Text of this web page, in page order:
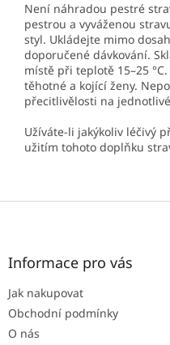
Není náhradou pestré
pestrou a vyváženou
styl. Ukládejte mimo
doporučené dávkování.
místě při teplotě 15–25
těhotné a kojící ženy.
přecitlivělosti na
Užíváte-li jakýkoliv léčivý
užitím tohoto doplňku
Z
Informace pro vás
Jak nakupovat
Obchodní podmínky
O nás